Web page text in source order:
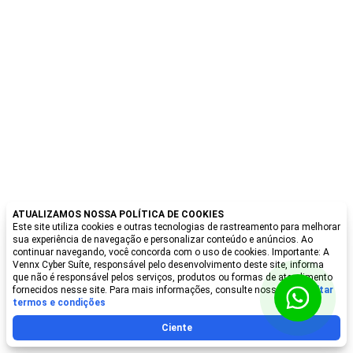
ATUALIZAMOS NOSSA POLÍTICA DE COOKIES
Este site utiliza cookies e outras tecnologias de rastreamento para melhorar
sua experiência de navegação e personalizar conteúdo e anúncios. Ao
continuar navegando, você concorda com o uso de cookies. Importante: A
Vennx Cyber Suíte, responsável pelo desenvolvimento deste site, informa
que não é responsável pelos serviços, produtos ou formas de atendimento
fornecidos nesse site. Para mais informações, consulte nossa: Consultar
termos e condições
Ciente